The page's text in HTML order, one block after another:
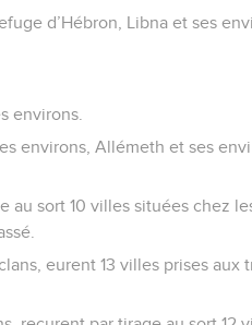
d’Hébron, Libna et ses
environs.
environs, Allémeth et ses
au sort 10 villes situées chez
eurent 13 villes prises aux